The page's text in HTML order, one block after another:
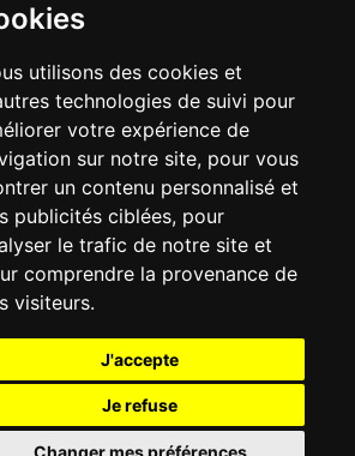
utilisons des cookies et
technologies de suivi pour
votre expérience de
sur notre site, pour vous
un contenu personnalisé et
publicités ciblées, pour
le trafic de notre site et
comprendre la provenance de
visiteurs.
J'accepte
Je refuse
Changer mes préférences
01 30 42 28 61
nous sur les réseaux